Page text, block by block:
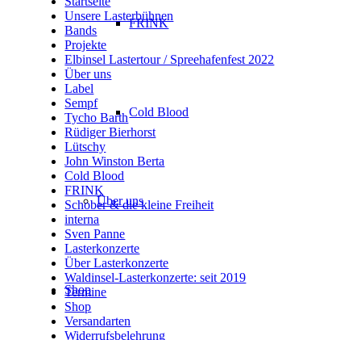
FRINK
Cold Blood
Über uns
Shop
Unsere Lasterbühnen
Bands
Projekte
Elbinsel Lastertour / Spreehafenfest 2022
Über uns
Label
Sempf
Tycho Barth
Rüdiger Bierhorst
Lütschy
John Winston Berta
Cold Blood
FRINK
Schober & die kleine Freiheit
interna
Sven Panne
Lasterkonzerte
Über Lasterkonzerte
Waldinsel-Lasterkonzerte: seit 2019
Termine
Shop
Versandarten
Widerrufsbelehrung